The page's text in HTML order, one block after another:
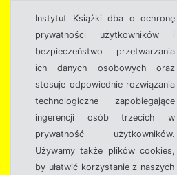
Instytut Książki dba o ochronę
prywatności użytkowników i
bezpieczeństwo przetwarzania
ich danych osobowych oraz
stosuje odpowiednie rozwiązania
technologiczne zapobiegające
ingerencji osób trzecich w
prywatność użytkowników.
Używamy także plików cookies,
by ułatwić korzystanie z naszych